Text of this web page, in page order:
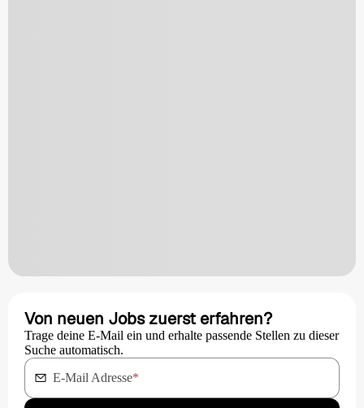
Von neuen Jobs zuerst erfahren?
Trage deine E-Mail ein und erhalte passende Stellen zu dieser
Suche automatisch.
E-Mail Adresse*